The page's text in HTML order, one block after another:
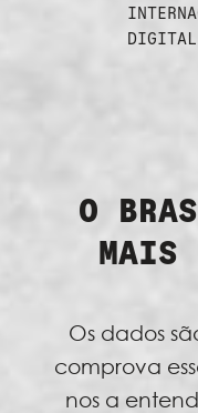
DIGITAL
O
MAIS
Os dados
comprova
nos a